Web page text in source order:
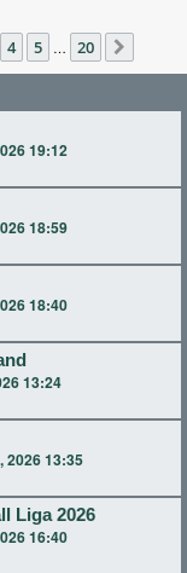
20
4 5 … 20
19:12
18:59
18:40
13:24
2026 13:35
Liga 2026
16:40